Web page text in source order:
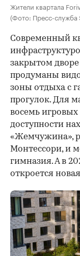
Жители квартала
(Фото: Пресс-служба
Современный
закрытом
продуманы
зоны отдыха с
прогулок. Для
восемь
доступности
«Жемчужина»,
Монтессори, и
гимназия. А в
откроется